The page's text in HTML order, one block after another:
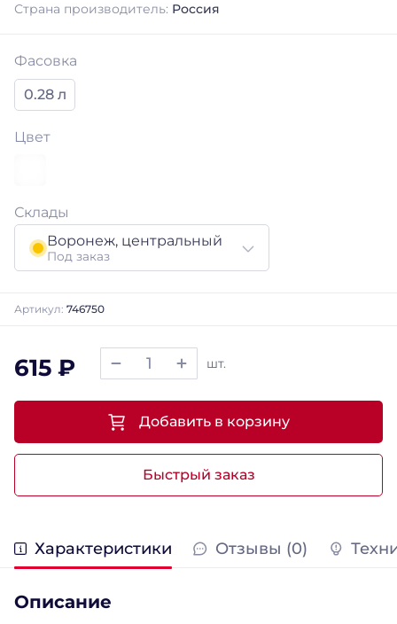
Страна производитель: Россия
Фасовка
0.28 л
Цвет
Склады
Воронеж, центральный
Под заказ
Артикул: 746750
615 ₽ шт.
Быстрый заказ
Добавить в корзину
Характеристики Отзывы (0)
Описание